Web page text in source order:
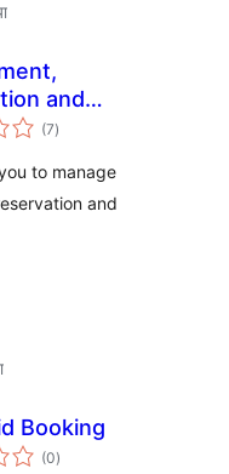
and
for
(7कुल
दर)
to manage
and
Booking
(0कुल
दर)